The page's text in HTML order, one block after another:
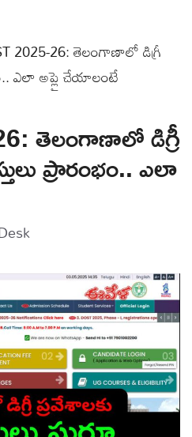
2025-26: తెలంగాణాలో డిగ్రీ
ఎలా అప్లై చేయాలంటే
తెలంగాణాలో డిగ్రీ
ప్రారంభం.. ఎలా